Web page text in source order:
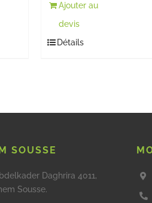
Ajouter au
devis
Détails
SOUSSE
Daghrira 4011,
Sousse.